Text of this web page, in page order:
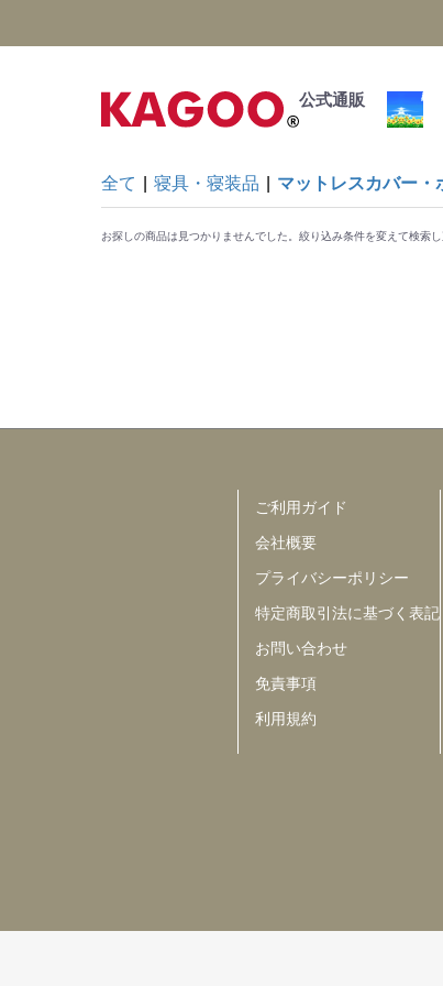
公式通販
全て 寝具・寝装品 マットレスカバー・
お探しの商品は見つかりませんでした。絞り込み条件を変えて検索し
ご利用ガイド
会社概要
プライバシーポリシー
特定商取引法に基づく表記
お問い合わせ
免責事項
利用規約